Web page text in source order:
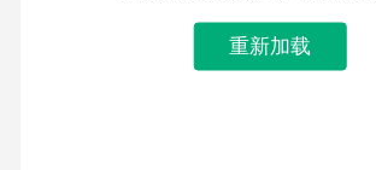
重新加载